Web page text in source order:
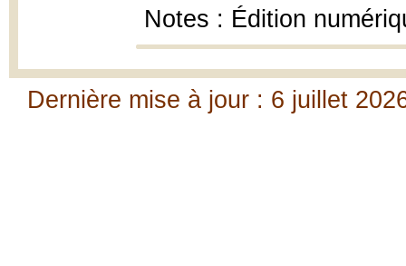
Notes : Édition
Dernière mise à jour : 6 juillet